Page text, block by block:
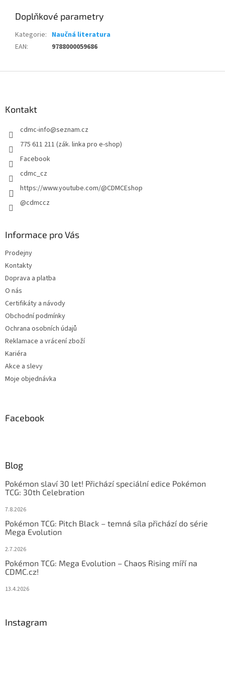
Doplňkové parametry
Kategorie: Naučná literatura
EAN: 9788000059686
Kontakt
cdmc-info@seznam.cz
775 611 211 (zák. linka pro e-shop)
Facebook
cdmc_cz
https://www.youtube.com/@CDMCEshop
@cdmccz
Informace pro Vás
Prodejny
Kontakty
Doprava a platba
O nás
Certifikáty a návody
Obchodní podmínky
Ochrana osobních údajů
Reklamace a vrácení zboží
Kariéra
Akce a slevy
Moje objednávka
Facebook
Blog
Pokémon slaví 30 let! Přichází speciální edice Pokémon
TCG: 30th Celebration
7.8.2026
Pokémon TCG: Pitch Black – temná síla přichází do série
Mega Evolution
2.7.2026
Pokémon TCG: Mega Evolution – Chaos Rising míří na
CDMC.cz!
13.4.2026
Instagram